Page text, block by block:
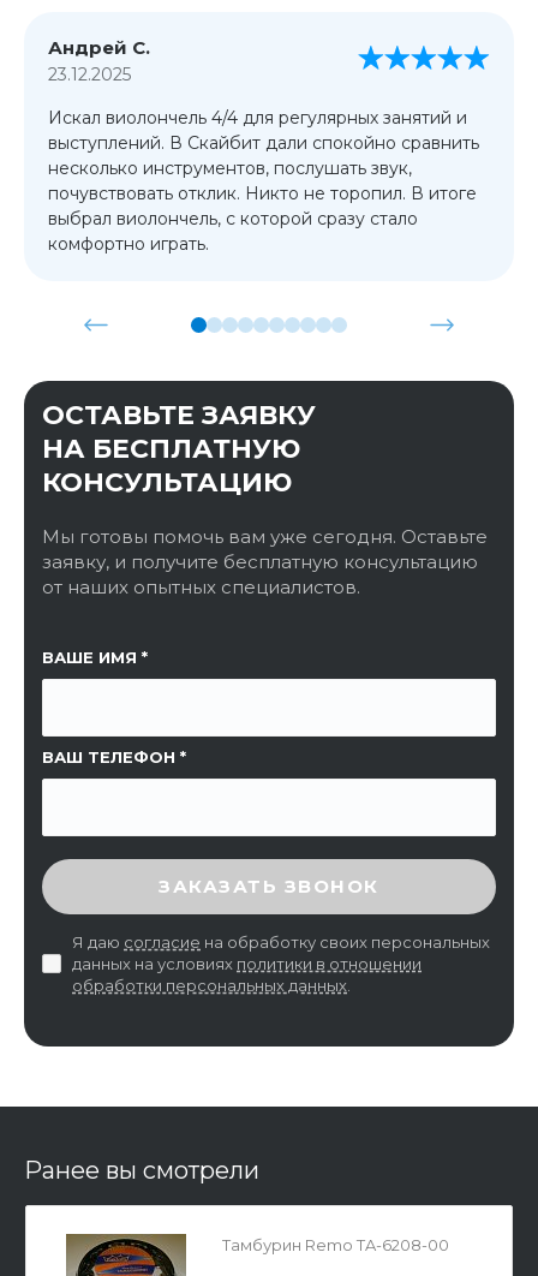
Андрей С.
23.12.2025
Искал виолончель 4/4 для регулярных занятий и
выступлений. В Скайбит дали спокойно сравнить
несколько инструментов, послушать звук,
почувствовать отклик. Никто не торопил. В итоге
выбрал виолончель, с которой сразу стало
комфортно играть.
ОСТАВЬТЕ ЗАЯВКУ
НА БЕСПЛАТНУЮ
КОНСУЛЬТАЦИЮ
Мы готовы помочь вам уже сегодня. Оставьте
заявку, и получите бесплатную консультацию
от наших опытных специалистов.
ВАШЕ ИМЯ
ВАШ ТЕЛЕФОН
ССЫЛКА НА СТРАНИЦУ
ВВЕДИТЕ ПРОВЕРОЧНЫЙ КОД
ЗАКАЗАТЬ ЗВОНОК
Я даю согласие на обработку своих персональных
данных на условиях политики в отношении
обработки персональных данных
Ранее вы смотрели
Тамбурин Remo TA-6208-00